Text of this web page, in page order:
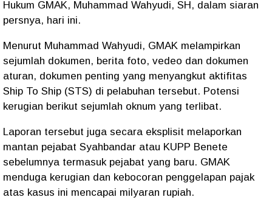
Hukum GMAK, Muhammad Wahyudi, SH, dalam siaran
persnya, hari ini.
Menurut Muhammad Wahyudi, GMAK melampirkan
sejumlah dokumen, berita foto, vedeo dan dokumen
aturan, dokumen penting yang menyangkut aktifitas
Ship To Ship (STS) di pelabuhan tersebut. Potensi
kerugian berikut sejumlah oknum yang terlibat.
Laporan tersebut juga secara eksplisit melaporkan
mantan pejabat Syahbandar atau KUPP Benete
sebelumnya termasuk pejabat yang baru. GMAK
menduga kerugian dan kebocoran penggelapan pajak
atas kasus ini mencapai milyaran rupiah.